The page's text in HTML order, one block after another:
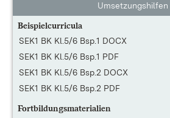
Umsetzungshilfen
Beispielcurricula
SEK1 BK Kl.5/6 Bsp.1 DOCX
SEK1 BK Kl.5/6 Bsp.1 PDF
SEK1 BK Kl.5/6 Bsp.2 DOCX
SEK1 BK Kl.5/6 Bsp.2 PDF
Fortbildungsmaterialien